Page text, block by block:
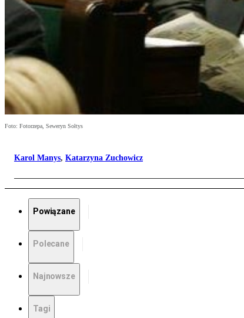
Foto: Fotorzepa, Seweryn Sołtys
Karol Manys, Katarzyna Zuchowicz
Powiązane
Polecane
Najnowsze
Tagi